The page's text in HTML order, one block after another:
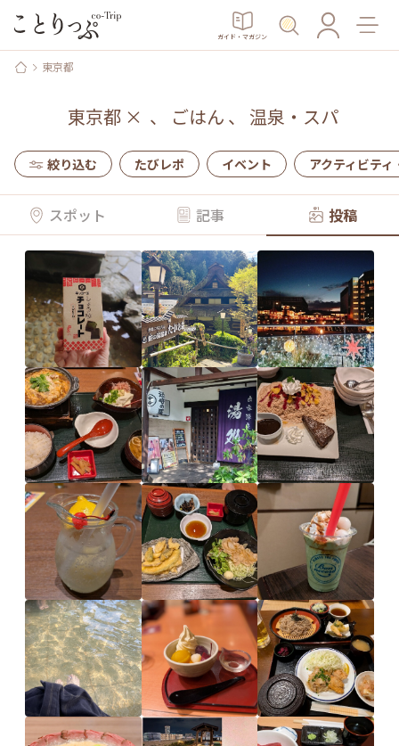
ガイド・マガジン
東京都
東京都 × 、 ごはん 、 温泉・スパ
絞り込む たびレポ イベント アクティビティ
スポット 記事 投稿